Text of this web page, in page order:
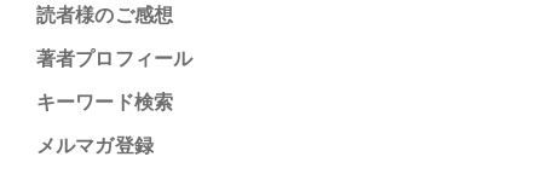
読者様のご感想
著者プロフィール
キーワード検索
メルマガ登録